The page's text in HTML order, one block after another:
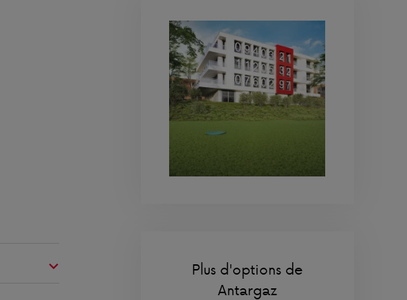
Plus d'options de
Antargaz